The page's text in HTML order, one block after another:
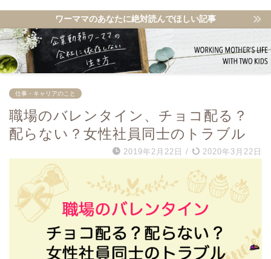
ワーママのあなたに絶対読んでほしい記事
仕事・キャリアのこと
職場のバレンタイン、チョコ配る？
配らない？女性社員同士のトラブル
2019年2月22日 / 2020年3月22日